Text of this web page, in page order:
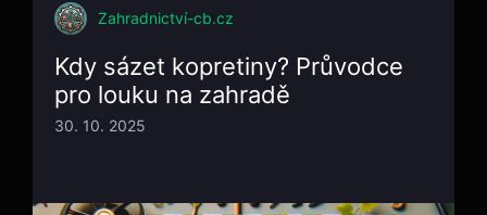
Zahradnictví-cb.cz
Kdy sázet kopretiny? Průvodce
pro louku na zahradě
30. 10. 2025